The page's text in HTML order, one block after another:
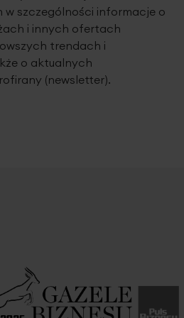
szczególności informacje o
i innych ofertach
trendach i
o aktualnych
(newsletter).